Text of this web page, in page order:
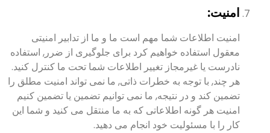
امنیت:
امنیت اطلاعات شما مهم است ما و ما از تدابیر امنیتی
معقول استفاده خواهیم کرد برای جلوگیری از ضرر, استفاده
نادرست یا غیرمجاز تغییر اطلاعات شما تحت ما کنترل کنید.
هر چند, با توجه به خطرات ذاتی, ما نمی تواند امنیت مطلق را
تضمین کند و در نتیجه, ما نمی توانیم تضمین یا تضمین کنیم
امنیت هر گونه اطلاعاتی که به ما منتقل می کنید و شما این
کار را با مسئولیت خود انجام می دهید.